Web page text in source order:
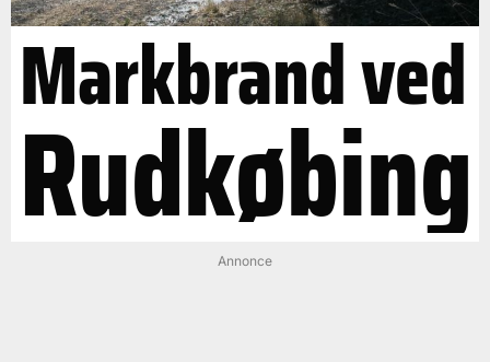
Markbrand ved
Rudkøbing
Annonce